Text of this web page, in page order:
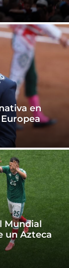
en
Mundial
un Azteca